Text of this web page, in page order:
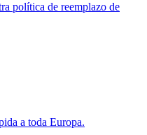
política de reemplazo de
a toda Europa.